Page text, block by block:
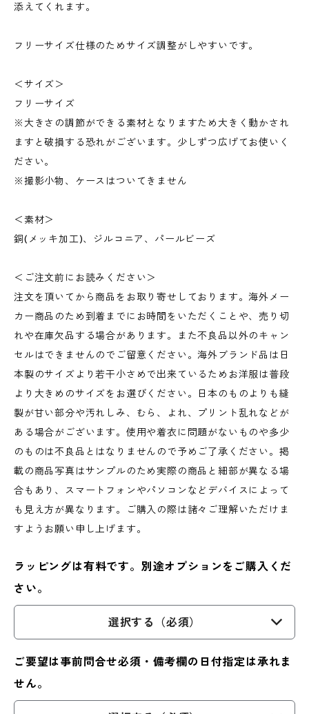
添えてくれます。
フリーサイズ仕様のためサイズ調整がしやすいです。
＜サイズ＞
フリーサイズ
※大きさの調節ができる素材となりますため大きく動かされ
ますと破損する恐れがございます。少しずつ広げてお使いく
ださい。
※撮影小物、ケースはついてきません
＜素材＞
銅(メッキ加工)、ジルコニア、パールビーズ
＜ご注文前にお読みください＞
注文を頂いてから商品をお取り寄せしております。海外メー
カー商品のため到着までにお時間をいただくことや、売り切
れや在庫欠品する場合があります。また不良品以外のキャン
セルはできませんのでご留意ください。海外ブランド品は日
本製のサイズより若干小さめで出来ているためお洋服は普段
より大きめのサイズをお選びください。日本のものよりも縫
製が甘い部分や汚れしみ、むら、よれ、プリント乱れなどが
ある場合がございます。使用や着衣に問題がないものや多少
のものは不良品とはなりませんので予めご了承ください。掲
載の商品写真はサンプルのため実際の商品と細部が異なる場
合もあり、スマートフォンやパソコンなどデバイスによって
も見え方が異なります。ご購入の際は諸々ご理解いただけま
すようお願い申し上げます。
ラッピングは有料です。別途オプションをご購入くだ
さい。
選択する（必須）
ご要望は事前問合せ必須・備考欄の日付指定は承れま
せん。